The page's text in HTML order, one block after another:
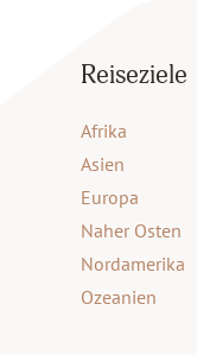
Reiseziele
Afrika
Asien
Europa
Naher Osten
Nordamerika
Ozeanien